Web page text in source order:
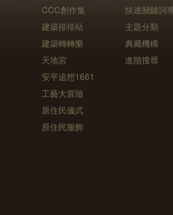
CCC創作集
建築排排站
建築轉轉樂
天地宮
安平追想1661
工藝大冒險
原住民儀式
原住民服飾
快速關鍵詞
主題分類
典藏機構
進階搜尋